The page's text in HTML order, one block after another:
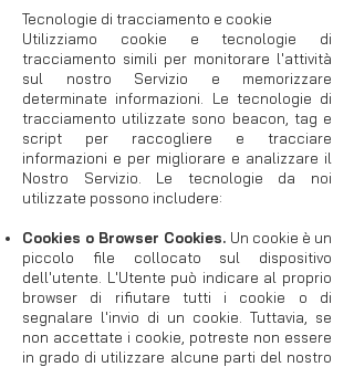
Tecnologie di tracciamento e cookie
Utilizziamo cookie e tecnologie di
tracciamento simili per monitorare l'attività
sul nostro Servizio e memorizzare
determinate informazioni. Le tecnologie di
tracciamento utilizzate sono beacon, tag e
script per raccogliere e tracciare
informazioni e per migliorare e analizzare il
Nostro Servizio. Le tecnologie da noi
utilizzate possono includere:
Cookies o Browser Cookies. Un cookie è un
piccolo file collocato sul dispositivo
dell'utente. L'Utente può indicare al proprio
browser di rifiutare tutti i cookie o di
segnalare l'invio di un cookie. Tuttavia, se
non accettate i cookie, potreste non essere
in grado di utilizzare alcune parti del nostro